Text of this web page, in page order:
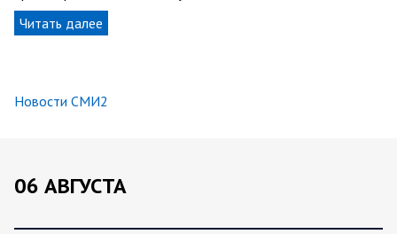
Читать далее
Новости СМИ2
06 АВГУСТА